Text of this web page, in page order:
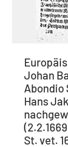
Johan
Abondio
Hans
St. vet.